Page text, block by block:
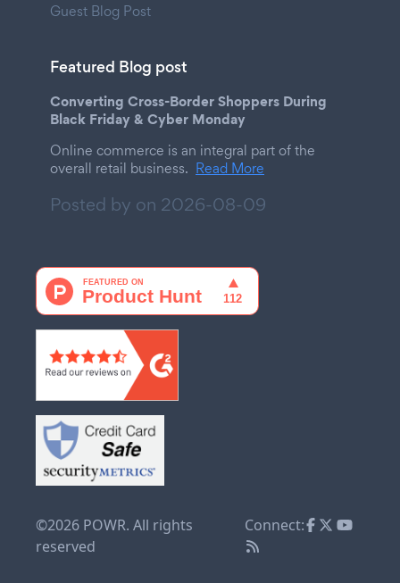
Guest Blog Post
Featured Blog post
Converting Cross-Border Shoppers During
Black Friday & Cyber Monday
Online commerce is an integral part of the
overall retail business. Read More
Posted by on 2026-08-09
©2026 POWR. All rights
reserved
Connect: